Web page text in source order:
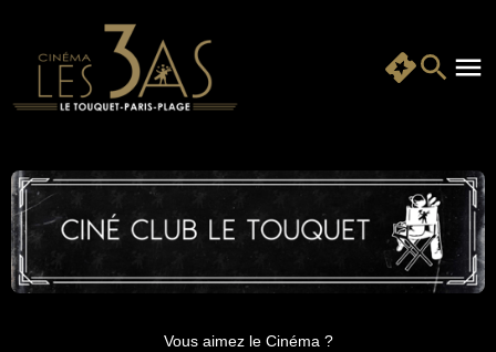
Vous aimez le Cinéma ?